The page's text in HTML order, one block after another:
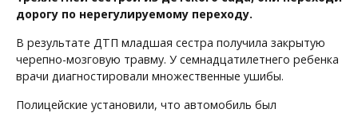
дорогу по нерегулируемому переходу.
В результате ДТП младшая сестра получила закрытую
черепно-мозговую травму. У семнадцатилетнего ребенка
врачи диагностировали множественные ушибы.
Полицейские установили, что автомобиль был